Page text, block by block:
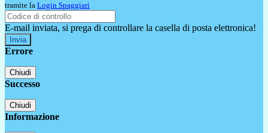
tramite la Login Spaggiari
E-mail inviata, si prega di controllare la casella di posta elettronica!
Errore
Chiudi
Successo
Chiudi
Informazione